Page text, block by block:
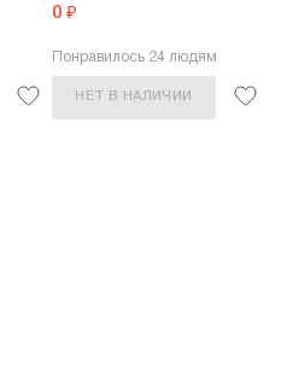
0 ₽
Понравилось 24 людям
НЕТ В НАЛИЧИИ